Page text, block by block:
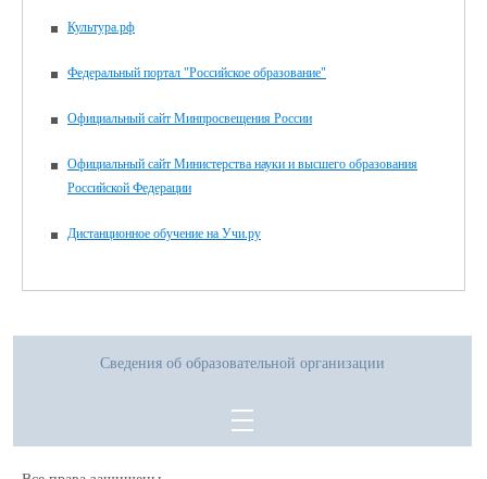
Культура.рф
Федеральный портал "Российское образование"
Официальный сайт Минпросвещения России
Официальный сайт Министерства науки и высшего образования
Российской Федерации
Дистанционное обучение на Учи.ру
Сведения об образовательной организации